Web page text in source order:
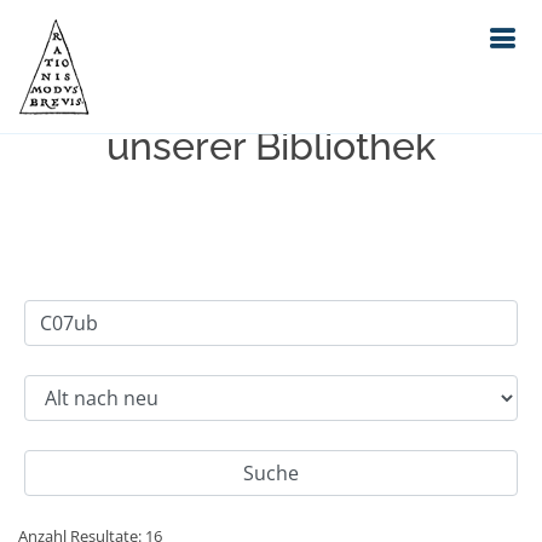
Einfache Suche im Bestand
unserer Bibliothek
Anzahl Resultate: 16